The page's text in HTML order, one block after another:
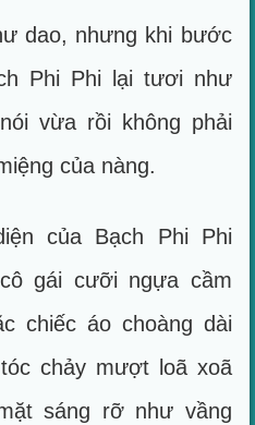
dao, nhưng khi bước
Phi Phi lại tươi như
vừa rồi không phải
của nàng.
của Bạch Phi Phi
gái cưỡi ngựa cầm
chiếc áo choàng dài
chảy mượt loã xoã
sáng rỡ như vầng